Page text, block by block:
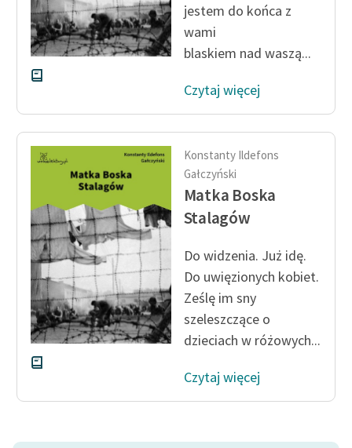
słuchania dla uczennic i
uczniów z
niepełnosprawnościami
Feministyczne inspiracje.
skandynawskiej literatury
feministycznej
Ręce pełne poezji
Kolekcje edukacyjne
twórców przechodzących
do domeny publicznej,
lektur szkolnych oraz
Starego Testamentu
Odkurzamy bohaterów
Szkoła Poezji Wolnych
Lektur
jestem do końca z
wami
blaskiem nad waszą...
Czytaj więcej
Konstanty Ildefons
Gałczyński
Matka Boska
Stalagów
Do widzenia. Już idę.
Do uwięzionych kobiet.
Ześlę im sny
szeleszczące o
dzieciach w różowych...
Czytaj więcej